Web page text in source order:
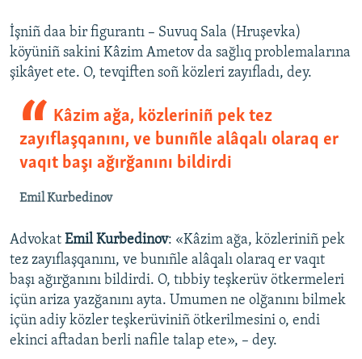
İşniñ daa bir figurantı – Suvuq Sala (Hruşevka)
köyüniñ sakini Kâzim Ametov da sağlıq problemalarına
şikâyet ete. O, tevqiften soñ közleri zayıfladı, dey.
Kâzim ağa, közleriniñ pek tez
zayıflaşqanını, ve bunıñle alâqalı olaraq er
vaqıt başı ağırğanını bildirdi
Emil Kurbedinov
Advokat Emil Kurbedinov: «Kâzim ağa, közleriniñ pek
tez zayıflaşqanını, ve bunıñle alâqalı olaraq er vaqıt
başı ağırğanını bildirdi. O, tıbbiy teşkerüv ötkermeleri
içün ariza yazğanını ayta. Umumen ne olğanını bilmek
içün adiy közler teşkerüviniñ ötkerilmesini o, endi
ekinci aftadan berli nafile talap ete», – dey.